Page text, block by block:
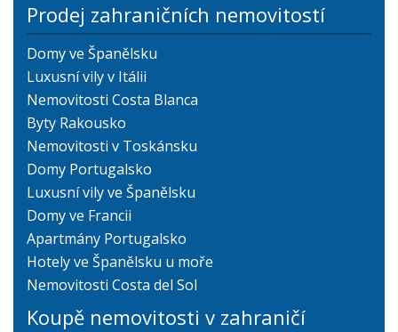
Prodej zahraničních nemovitostí
Domy ve Španělsku
Luxusní vily v Itálii
Nemovitosti Costa Blanca
Byty Rakousko
Nemovitosti v Toskánsku
Domy Portugalsko
Luxusní vily ve Španělsku
Domy ve Francii
Apartmány Portugalsko
Hotely ve Španělsku u moře
Nemovitosti Costa del Sol
Koupě nemovitosti v zahraničí